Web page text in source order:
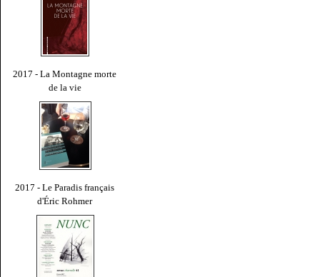
2017 - La Montagne morte
de la vie
2017 - Le Paradis français
d'Éric Rohmer